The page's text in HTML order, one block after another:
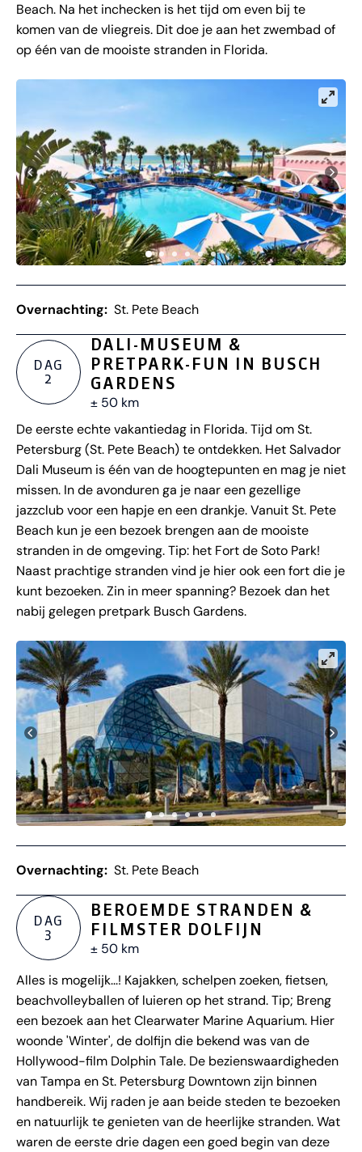
Beach. Na het inchecken is het tijd om even bij te
komen van de vliegreis. Dit doe je aan het zwembad of
op één van de mooiste stranden in Florida.
Overnachting: St. Pete Beach
DAG
2
DALI-MUSEUM &
PRETPARK-FUN IN BUSCH
GARDENS
± 50 km
De eerste echte vakantiedag in Florida. Tijd om St.
Petersburg (St. Pete Beach) te ontdekken. Het Salvador
Dali Museum is één van de hoogtepunten en mag je niet
missen. In de avonduren ga je naar een gezellige
jazzclub voor een hapje en een drankje. Vanuit St. Pete
Beach kun je een bezoek brengen aan de mooiste
stranden in de omgeving. Tip: het Fort de Soto Park!
Naast prachtige stranden vind je hier ook een fort die je
kunt bezoeken. Zin in meer spanning? Bezoek dan het
nabij gelegen pretpark Busch Gardens.
Overnachting: St. Pete Beach
DAG
3
BEROEMDE STRANDEN &
FILMSTER DOLFIJN
± 50 km
Alles is mogelijk...! Kajakken, schelpen zoeken, fietsen,
beachvolleyballen of luieren op het strand. Tip; Breng
een bezoek aan het Clearwater Marine Aquarium. Hier
woonde 'Winter', de dolfijn die bekend was van de
Hollywood-film Dolphin Tale. De bezienswaardigheden
van Tampa en St. Petersburg Downtown zijn binnen
handbereik. Wij raden je aan beide steden te bezoeken
en natuurlijk te genieten van de heerlijke stranden. Wat
waren de eerste drie dagen een goed begin van deze